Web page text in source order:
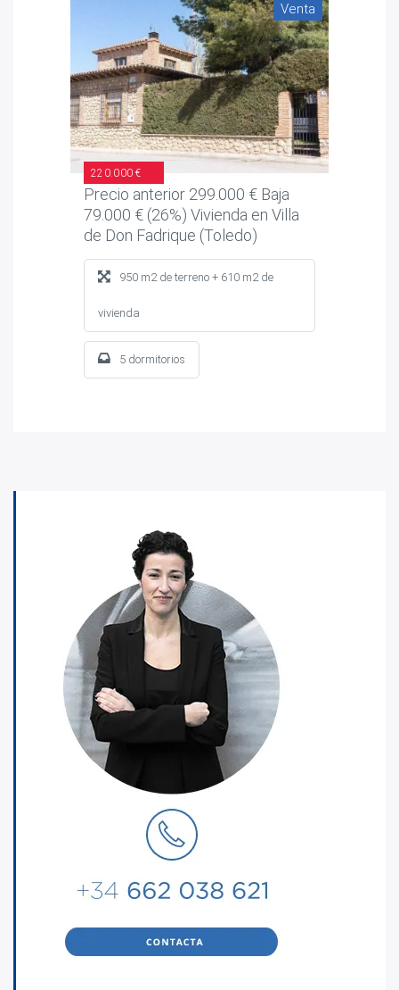
Venta
220.000 €
Precio anterior 299.000 € Baja
79.000 € (26%) Vivienda en Villa
de Don Fadrique (Toledo)
950 m2 de terreno + 610 m2 de
vivienda
5 dormitorios